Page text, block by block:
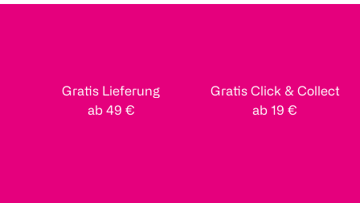
Gratis Lieferung
ab 49 €
Gratis Click & Collect
ab 19 €